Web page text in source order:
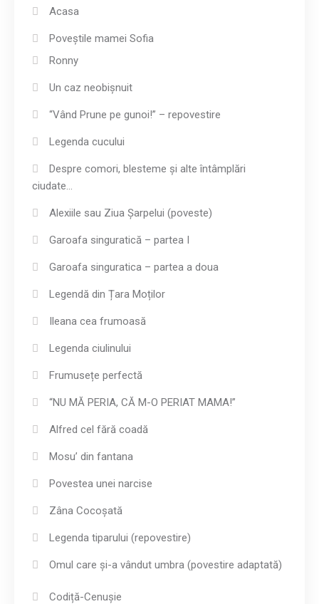
Acasa
Poveștile mamei Sofia
Ronny
Un caz neobișnuit
“Vând Prune pe gunoi!” – repovestire
Legenda cucului
Despre comori, blesteme și alte întâmplări
ciudate…
Alexiile sau Ziua Șarpelui (poveste)
Garoafa singuratică – partea I
Garoafa singuratica – partea a doua
Legendă din Țara Moților
Ileana cea frumoasă
Legenda ciulinului
Frumusețe perfectă
“NU MĂ PERIA, CĂ M-O PERIAT MAMA!”
Alfred cel fără coadă
Mosu’ din fantana
Povestea unei narcise
Zâna Cocoșată
Legenda tiparului (repovestire)
Omul care și-a vândut umbra (povestire adaptată)
Codiță-Cenușie